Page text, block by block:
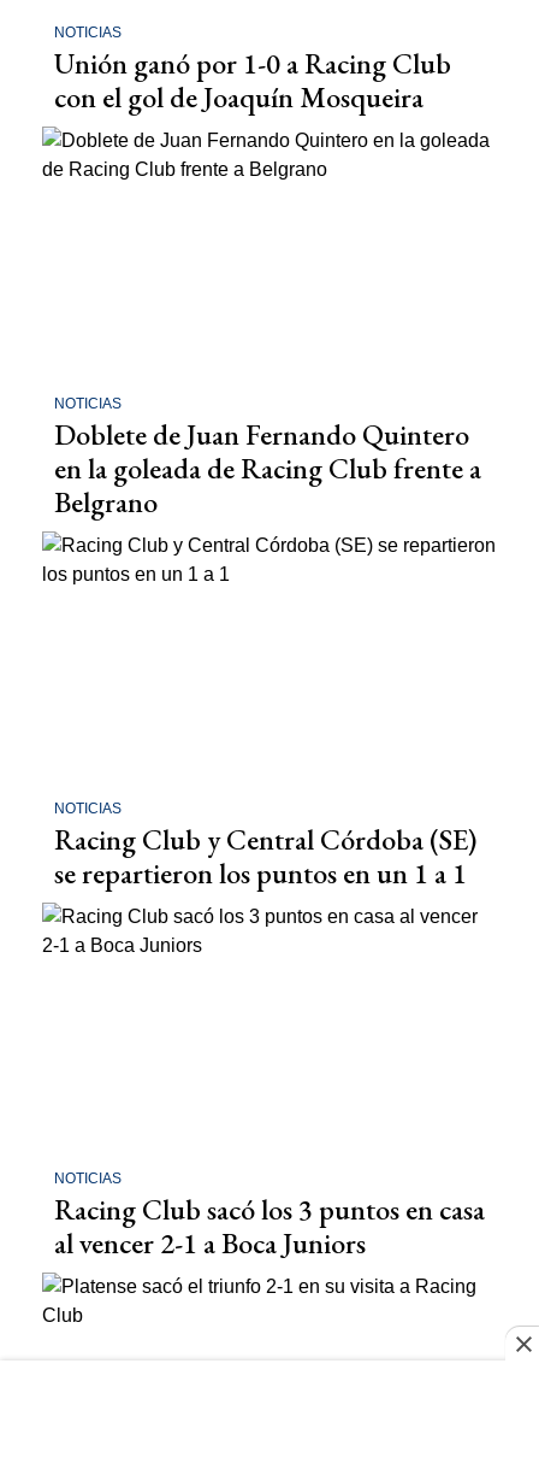
NOTICIAS
Unión ganó por 1-0 a Racing Club
con el gol de Joaquín Mosqueira
NOTICIAS
Doblete de Juan Fernando Quintero
en la goleada de Racing Club frente a
Belgrano
NOTICIAS
Racing Club y Central Córdoba (SE)
se repartieron los puntos en un 1 a 1
NOTICIAS
Racing Club sacó los 3 puntos en casa
al vencer 2-1 a Boca Juniors